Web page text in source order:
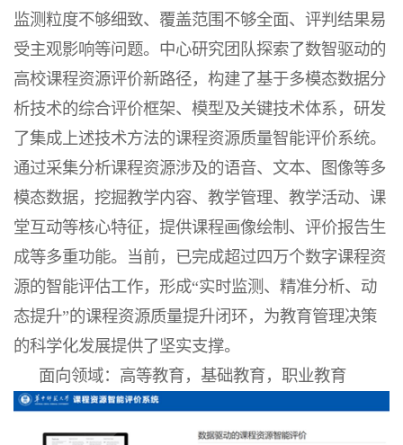
监测粒度不够细致、覆盖范围不够全面、评判结果易
受主观影响等问题。中心研究团队探索了数智驱动的
高校课程资源评价新路径，构建了基于多模态数据分
析技术的综合评价框架、模型及关键技术体系，研发
了集成上述技术方法的课程资源质量智能评价系统。
通过采集分析课程资源涉及的语音、文本、图像等多
模态数据，挖掘教学内容、教学管理、教学活动、课
堂互动等核心特征，提供课程画像绘制、评价报告生
成等多重功能。当前，已完成超过四万个数字课程资
源的智能评估工作，形成“实时监测、精准分析、动
态提升”的课程资源质量提升闭环，为教育管理决策
的科学化发展提供了坚实支撑。
面向领域：高等教育，基础教育，职业教育